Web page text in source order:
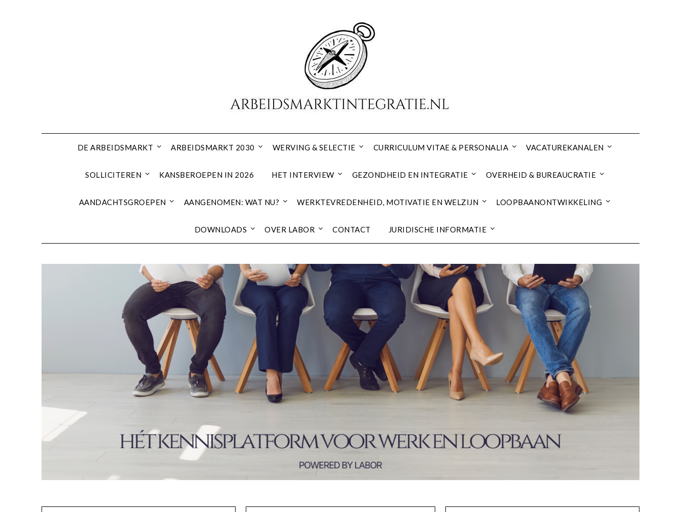
DE ARBEIDSMARKT ARBEIDSMARKT 2030 WERVING & SELECTIE CURRICULUM VITAE & PERSONALIA VACATUREKANALEN
SOLLICITEREN KANSBEROEPEN IN 2026 HET INTERVIEW GEZONDHEID EN INTEGRATIE OVERHEID & BUREAUCRATIE
AANDACHTSGROEPEN AANGENOMEN: WAT NU? WERKTEVREDENHEID, MOTIVATIE EN WELZIJN LOOPBAANONTWIKKELING
DOWNLOADS OVER LABOR CONTACT JURIDISCHE INFORMATIE